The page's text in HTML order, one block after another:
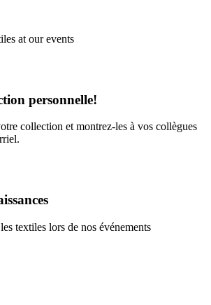
at our events
personnelle!
collection et montrez-les à vos collègues
textiles lors de nos événements